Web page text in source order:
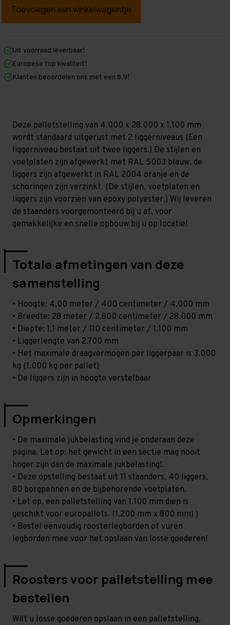
Palletstelling
mm
mm
x
1.100
mm
Zwaar
-
T80
Palletstelling
mm
mm
1.100
mm
Zwaar
-
T80
Uit voorraad leverbaar!
Europese top kwaliteit!
Klanten beoordelen ons met een 8,9!
Deze palletstelling van 4.000 x 28.000 x 1.100 mm
wordt standaard uitgerust met 2 liggerniveaus (Een
liggerniveau bestaat uit twee liggers.) De stijlen en
voetplaten zijn afgewerkt met RAL 5003 blauw, de
liggers zijn afgewerkt in RAL 2004 oranje en de
schoringen zijn verzinkt. (De stijlen, voetplaten en
liggers zijn voorzien van epoxy polyester.) Wij leveren
de staanders voorgemonteerd bij u af, voor
gemakkelijke en snelle opbouw bij u op locatie!
Totale afmetingen van deze
samenstelling
• Hoogte: 4,00 meter / 400 centimeter / 4.000 mm
• Breedte: 28 meter / 2.800 centimeter / 28.000 mm
• Diepte: 1,1 meter / 110 centimeter / 1.100 mm
• Liggerlengte van 2.700 mm
• Het maximale draagvermogen per liggerpaar is 3.000
kg (1.000 kg per pallet)
• De liggers zijn in hoogte verstelbaar
Opmerkingen
• De maximale jukbelasting vind je onderaan deze
pagina. Let op: het gewicht in een sectie mag nooit
hoger zijn dan de maximale jukbelasting!.
• Deze opstelling bestaat uit 11 staanders, 40 liggers,
80 borgpennen en de bijbehorende voetplaten.
• Let op, een palletstelling van 1.100 mm diep is
geschikt voor europallets. (1.200 mm x 800 mm) )
• Bestel eenvoudig roosterlegborden of vuren
legborden mee voor het opslaan van losse goederen!
Roosters voor palletstelling mee
bestellen
Wilt u losse goederen opslaan in een palletstelling,